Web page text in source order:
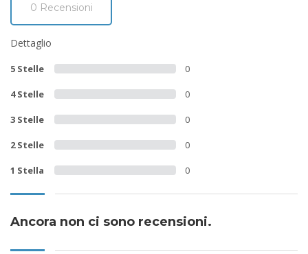
0 Recensioni
Dettaglio
5 Stelle 0
4 Stelle 0
3 Stelle 0
2 Stelle 0
1 Stella 0
Ancora non ci sono recensioni.